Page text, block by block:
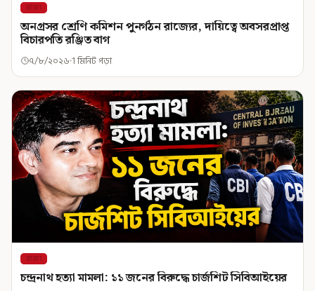
রাজ্য
অনগ্রসর শ্রেণি কমিশন পুনর্গঠন রাজ্যের, দায়িত্বে অবসরপ্রাপ্ত
বিচারপতি রঞ্জিত বাগ
৭/৮/২০২৬ 1 মিনিট পড়া
রাজ্য
চন্দ্রনাথ হত্যা মামলা: ১১ জনের বিরুদ্ধে চার্জশিট সিবিআইয়ের